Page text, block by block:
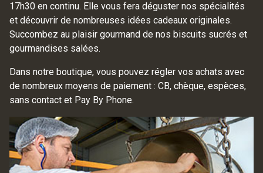
17h30 en continu. Elle vous fera déguster nos spécialités
et découvrir de nombreuses idées cadeaux originales.
Succombez au plaisir gourmand de nos biscuits sucrés et
gourmandises salées.
Dans notre boutique, vous pouvez régler vos achats avec
de nombreux moyens de paiement : CB, chèque, espèces,
sans contact et Pay By Phone.